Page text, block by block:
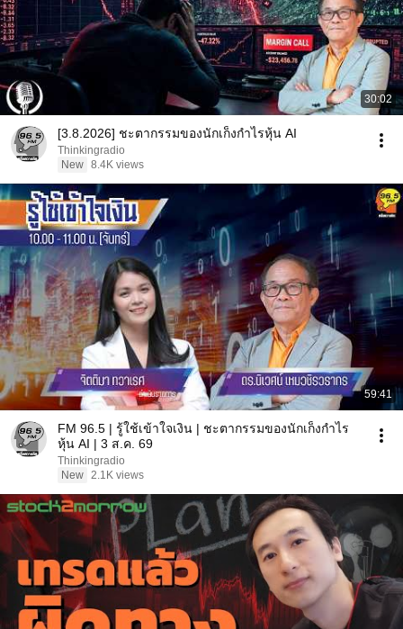
30:02
[3.8.2026] ชะตากรรมของนักเก็งกำไรหุ้น AI
Thinkingradio
New 8.4K views
59:41
FM 96.5 | รู้ใช้เข้าใจเงิน | ชะตากรรมของนักเก็งกำไร
หุ้น AI | 3 ส.ค. 69
Thinkingradio
New 2.1K views